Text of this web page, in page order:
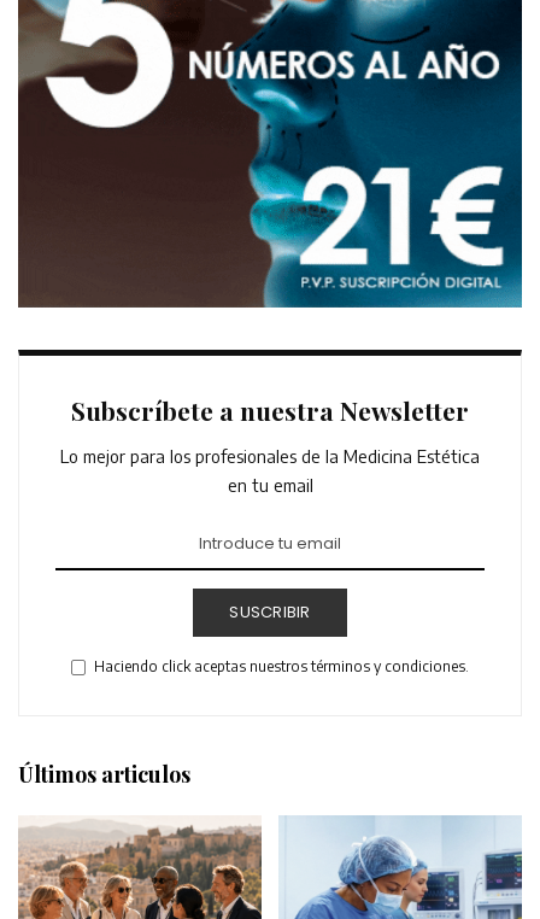
Subscríbete a nuestra Newsletter
Lo mejor para los profesionales de la Medicina Estética
en tu email
SUSCRIBIR
Haciendo click aceptas nuestros términos y condiciones.
Últimos articulos